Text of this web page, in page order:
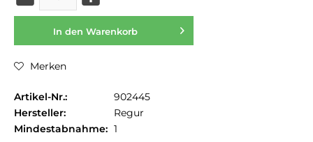
In den Warenkorb
Merken
Artikel-Nr.:
902445
Hersteller:
Regur
Mindestabnahme: 1